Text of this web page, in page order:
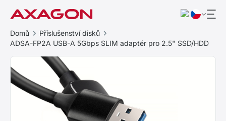
Domů
Příslušenství disků
ADSA-FP2A USB-A 5Gbps SLIM adaptér pro 2.5" SSD/HDD